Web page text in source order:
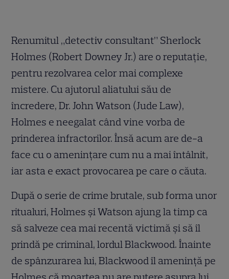
Renumitul „detectiv consultant” Sherlock
Holmes (Robert Downey Jr.) are o reputaţie,
pentru rezolvarea celor mai complexe
mistere. Cu ajutorul aliatului său de
încredere, Dr. John Watson (Jude Law),
Holmes e neegalat când vine vorba de
prinderea infractorilor. Însă acum are de-a
face cu o ameninţare cum nu a mai întâlnit,
iar asta e exact provocarea pe care o căuta.
După o serie de crime brutale, sub forma unor
ritualuri, Holmes şi Watson ajung la timp ca
să salveze cea mai recentă victimă şi să îl
prindă pe criminal, lordul Blackwood. Înainte
de spânzurarea lui, Blackwood îl ameninţă pe